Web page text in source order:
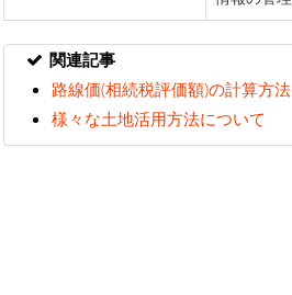
関連記事
路線価(相続税評価額)の計算方法
様々な土地活用方法について